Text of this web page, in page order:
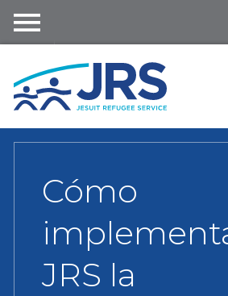
content
nu
Cómo
JRS la